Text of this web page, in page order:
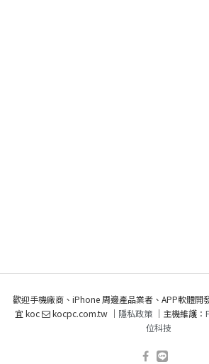
歡迎手機廠商、iPhone 周邊產品業者、APP軟體開
宜 koc
kocpc.com.tw ｜ 隱私政策｜主機維護：
位科技